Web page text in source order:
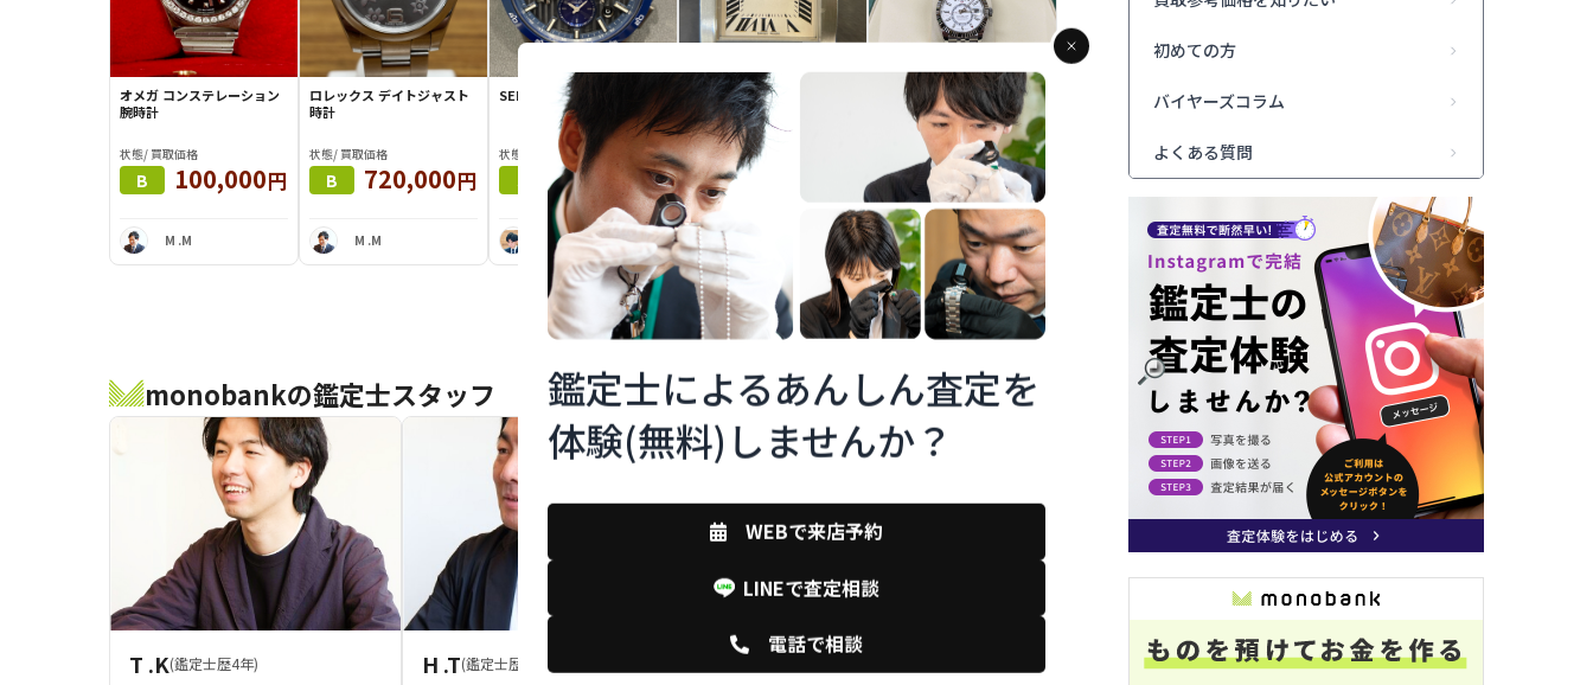
オメガ コンステレーション
腕時計
状態/ 買取価格
B 100,000円
M .M
ロレックス デイトジャスト
時計
状態/ 買取価格
B 720,000円
M .M
SEIKO アストロン
状態/ 買取価格
S 300,000円
R .S
カルティエ タンクフランセ
ーズ 時計
状態/ 買取価格
B 250,000
ロレックス スカイドゥエラ
ー 時計
状態/ 買取価格
N 3,280,000円
ROLEX GMTマスターⅡ
1,550,000円
CHANEL プルミエール
B+ 130,000円
K .F
ロレックス レディデイ
状態/ 買取価格
A 2,550,000
monobankの鑑定士スタッフ
T .K(鑑定士歴4年)
H .T(鑑定士歴18年)
C .S h .m
初めての方
バイヤーズコラム
よくある質問
鑑定士によるあんしん査定を
体験(無料)しませんか？
WEBで来店予約
LINEで査定相談
電話で相談